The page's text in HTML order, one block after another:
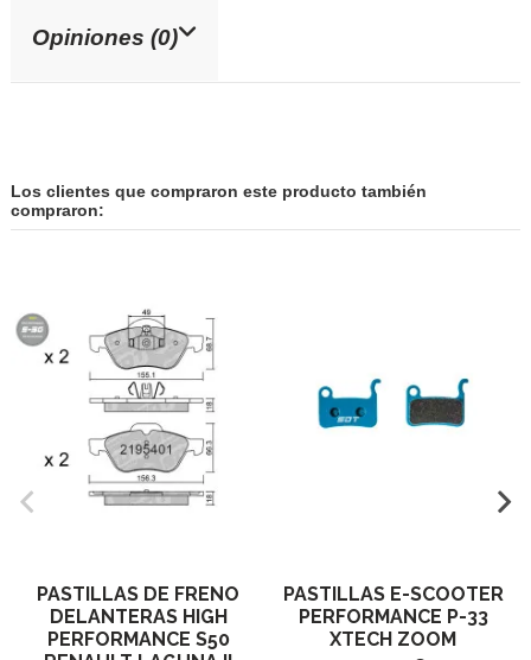
Opiniones (0)
Los clientes que compraron este producto también
compraron:
PASTILLAS DE FRENO
DELANTERAS HIGH
PERFORMANCE S50
PASTILLAS E-SCOOTER
PERFORMANCE P-33
XTECH ZOOM